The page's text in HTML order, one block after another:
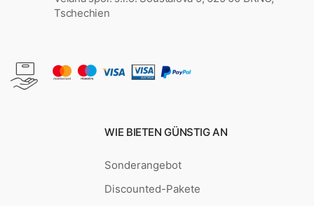
Tschechien
WIE BIETEN GÜNSTIG AN
Sonderangebot
Discounted-Pakete